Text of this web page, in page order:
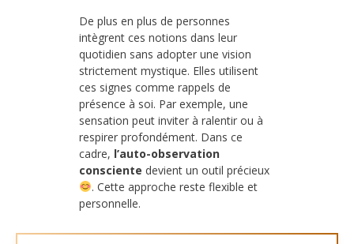
De plus en plus de personnes
intègrent ces notions dans leur
quotidien sans adopter une vision
strictement mystique. Elles utilisent
ces signes comme rappels de
présence à soi. Par exemple, une
sensation peut inviter à ralentir ou à
respirer profondément. Dans ce
cadre, l’auto-observation
consciente devient un outil précieux
. Cette approche reste flexible et
personnelle.